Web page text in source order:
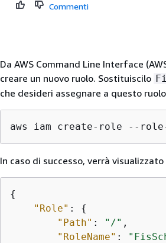
Commenti
Da AWS Command Line Interface
creare un nuovo ruolo. Sostituiscilo
che desideri assegnare a questo
aws iam create-role --
In caso di successo, verrà
{
"Role" : {
"Path" : "/" ,
"RoleName" :